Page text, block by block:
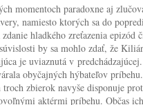
momentoch paradoxne aj
namiesto ktorých sa do
hladkého zreťazenia
by sa mohlo zdať, že
je uviaznutá v
obyčajných hýbateľov
troch zbierok navyše disponuje
aktérmi príbehu. Občas